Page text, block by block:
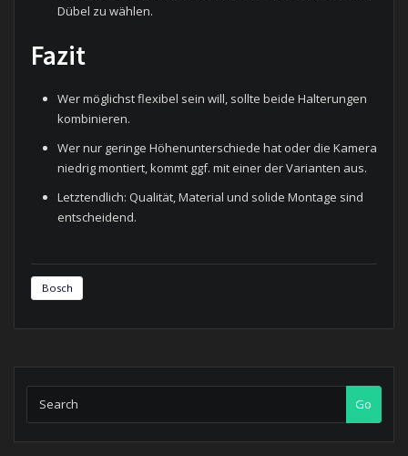
Dübel zu wählen.
Fazit
Wer möglichst flexibel sein will, sollte beide Halterungen
kombinieren.
Wer nur geringe Höhenunterschiede hat oder die Kamera
niedrig montiert, kommt ggf. mit einer der Varianten aus.
Letztendlich: Qualität, Material und solide Montage sind
entscheidend.
Bosch
Go